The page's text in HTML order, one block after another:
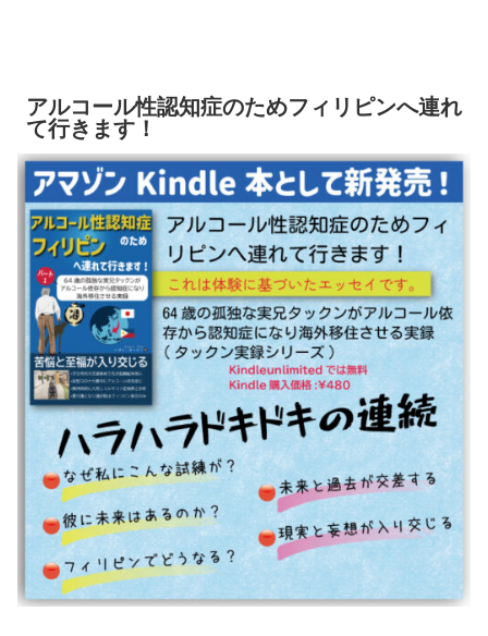
アルコール性認知症のためフィリピンへ連れ
て行きます！